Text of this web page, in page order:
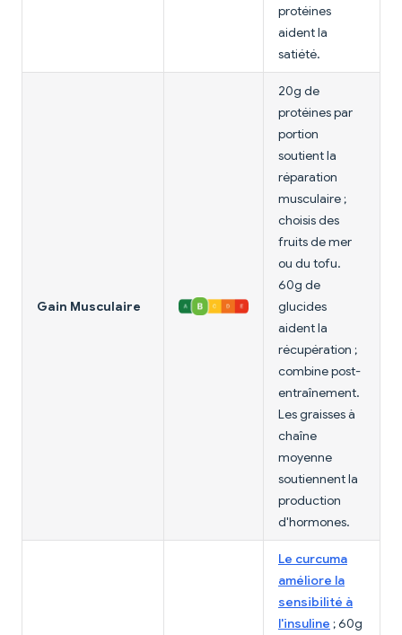
protéines
aident la
satiété.
Gain Musculaire
20g de
protéines par
portion
soutient la
réparation
musculaire ;
choisis des
fruits de mer
ou du tofu.
60g de
glucides
aident la
récupération ;
combine post-
entraînement.
Les graisses à
chaîne
moyenne
soutiennent la
production
d'hormones.
Le curcuma
améliore la
sensibilité à
l'insuline ; 60g